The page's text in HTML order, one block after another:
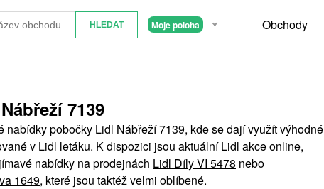
Moje poloha Obchody
7139
nabídky pobočky Lidl Nábřeží 7139, kde se dají využít výhodné
v Lidl letáku. K dispozici jsou aktuální Lidl akce online,
nabídky na prodejnách Lidl Díly VI 5478 nebo
1649, které jsou taktéž velmi oblíbené.